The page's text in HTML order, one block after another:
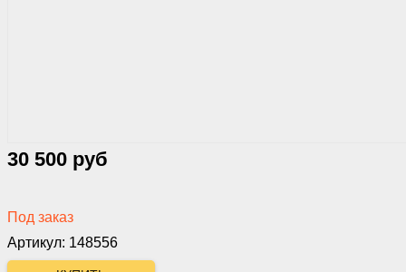
30 500 руб
Под заказ
Артикул: 148556